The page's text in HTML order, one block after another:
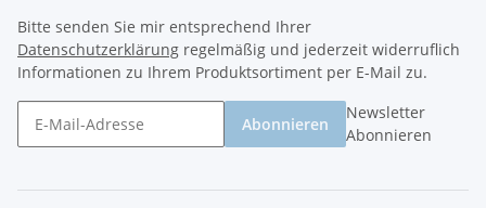
Bitte senden Sie mir entsprechend Ihrer
Datenschutzerklärung regelmäßig und jederzeit widerruflich
Informationen zu Ihrem Produktsortiment per E-Mail zu.
Abonnieren
Newsletter
Abonnieren